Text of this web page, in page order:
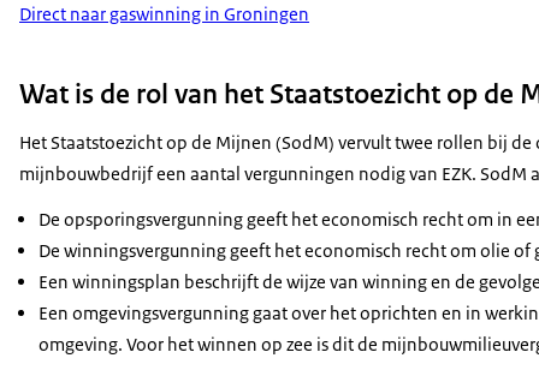
Direct naar gaswinning in Groningen
Wat is de rol van het Staatstoezicht op de
Het Staatstoezicht op de Mijnen (SodM) vervult twee rollen bij
mijnbouwbedrijf een aantal vergunningen nodig van EZK.
De opsporingsvergunning geeft het economisch recht om in
De winningsvergunning geeft het economisch recht om olie of
Een winningsplan beschrijft de wijze van winning en de
Een omgevingsvergunning gaat over het oprichten en in
omgeving. Voor het winnen op zee is dit de